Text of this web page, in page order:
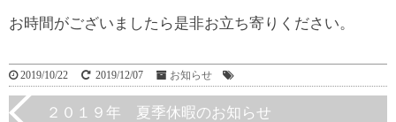
お時間がございましたら是非お立ち寄りください。
2019/10/22 2019/12/07 お知らせ
２０１９年 夏季休暇のお知らせ